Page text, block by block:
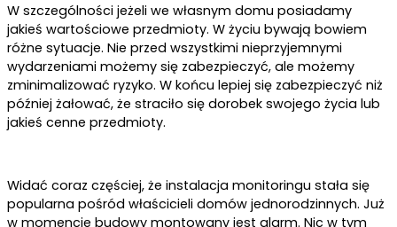
W szczególności jeżeli we własnym domu posiadamy
jakieś wartościowe przedmioty. W życiu bywają bowiem
różne sytuacje. Nie przed wszystkimi nieprzyjemnymi
wydarzeniami możemy się zabezpieczyć, ale możemy
zminimalizować ryzyko. W końcu lepiej się zabezpieczyć niż
później żałować, że straciło się dorobek swojego życia lub
jakieś cenne przedmioty.
Widać coraz częściej, że instalacja monitoringu stała się
popularna pośród właścicieli domów jednorodzinnych. Już
w momencie budowy montowany jest alarm. Nic w tym